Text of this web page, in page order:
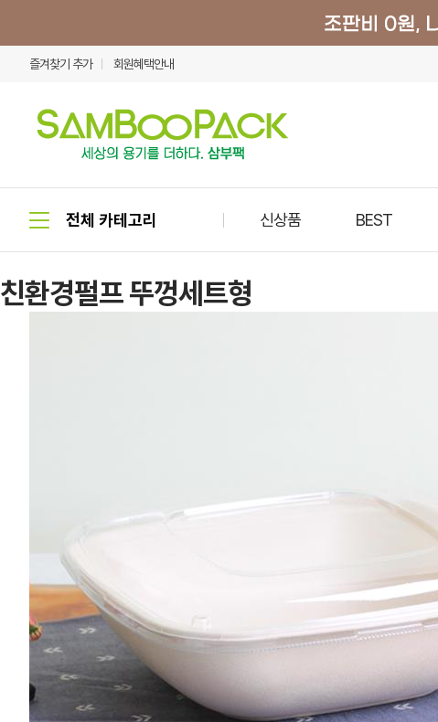
즐겨찾기 추가 회원혜택안내
신상품 BEST
친환경펄프 뚜껑세트형